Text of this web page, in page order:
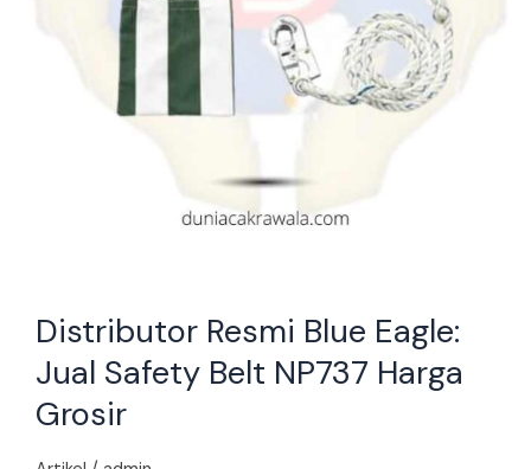
Distributor Resmi Blue Eagle:
Jual Safety Belt NP737 Harga
Grosir